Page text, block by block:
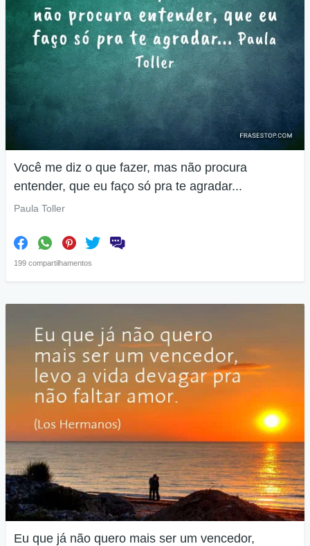
Você me diz o que fazer, mas não procura
entender, que eu faço só pra te agradar...
Paula Toller
199 compartilhamentos
Eu que já não quero mais ser um vencedor,